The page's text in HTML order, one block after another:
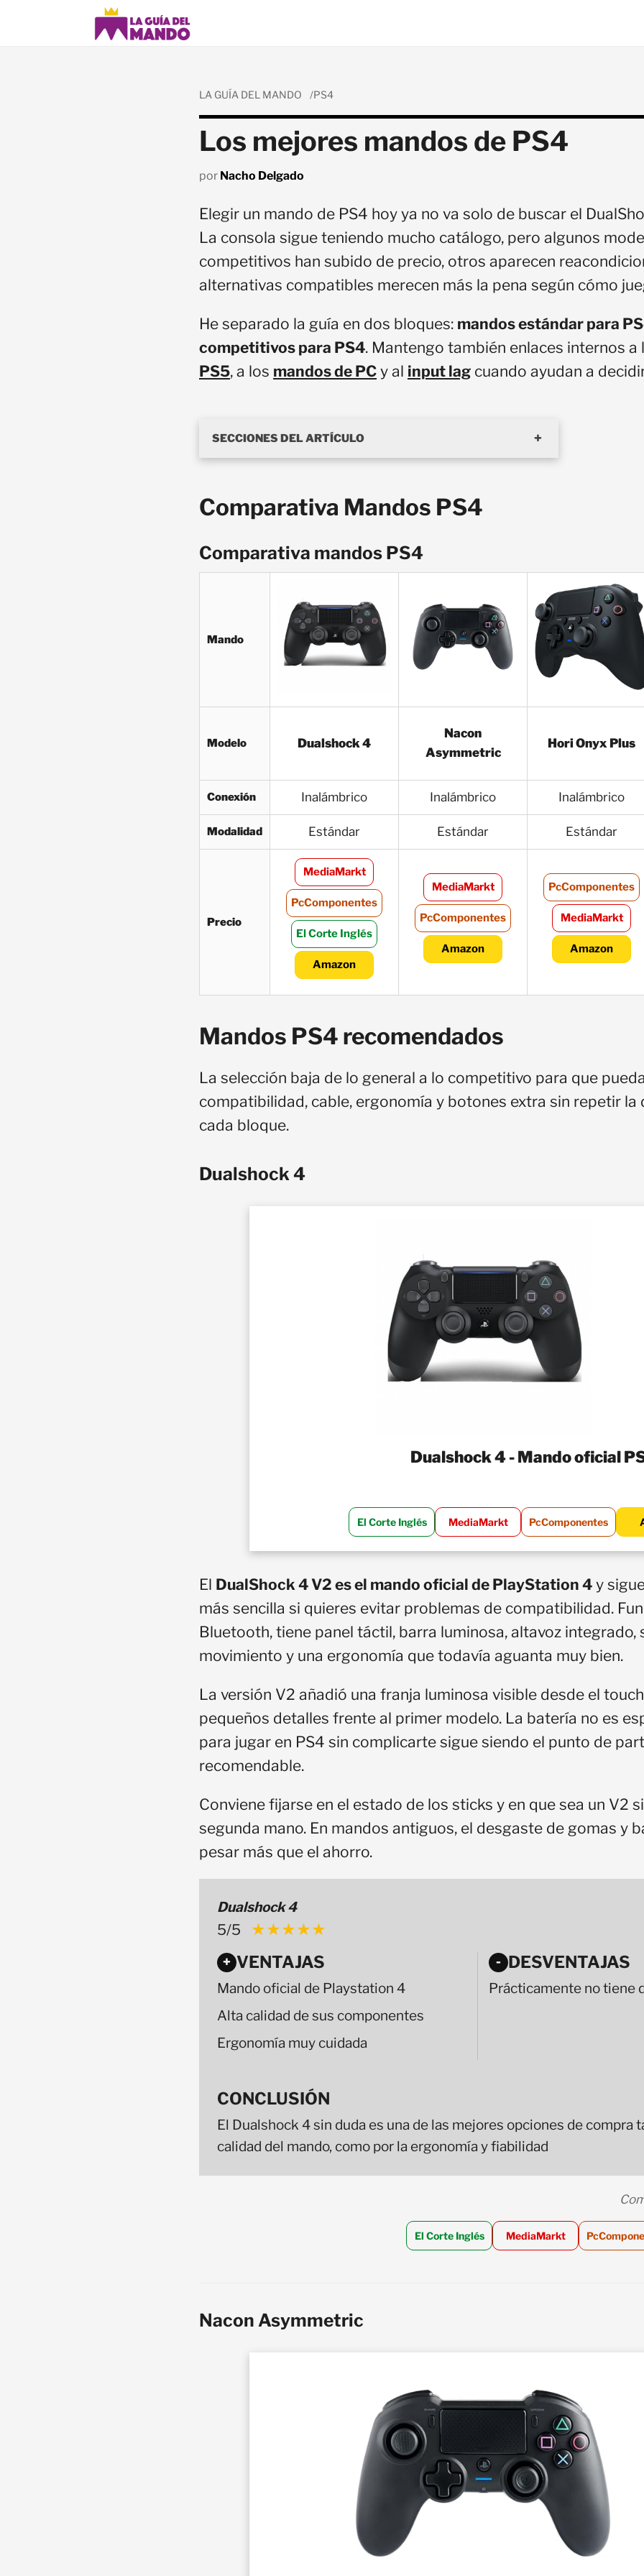
LA GUÍA DEL MANDO PS4
Los mejores mandos de PS4
por Nacho Delgado
Elegir un mando de PS4 hoy ya no va solo de buscar el
La consola sigue teniendo mucho catálogo, pero algunos
competitivos han subido de precio, otros aparecen
alternativas compatibles merecen más la pena según cómo
He separado la guía en dos bloques: mandos estándar para
competitivos para PS4. Mantengo también enlaces internos a
PS5, a los mandos de PC y al input lag cuando ayudan a
SECCIONES DEL ARTÍCULO
Comparativa Mandos PS4
Comparativa mandos PS4
Mando
Modelo Dualshock 4
Nacon
Asymmetric
Hori Onyx Plus
Conexión Inalámbrico Inalámbrico Inalámbrico
Modalidad Estándar Estándar Estándar
Precio
MediaMarkt
PcComponentes
El Corte Inglés
Amazon
MediaMarkt
PcComponentes
Amazon
PcComponentes
MediaMarkt
Amazon
Mandos PS4 recomendados
La selección baja de lo general a lo competitivo para que
compatibilidad, cable, ergonomía y botones extra sin repetir la
cada bloque.
Dualshock 4
Dualshock 4 - Mando oficial
El Corte Inglés MediaMarkt PcComponentes
El DualShock 4 V2 es el mando oficial de PlayStation 4 y
más sencilla si quieres evitar problemas de compatibilidad.
Bluetooth, tiene panel táctil, barra luminosa, altavoz integrado,
movimiento y una ergonomía que todavía aguanta muy bien.
La versión V2 añadió una franja luminosa visible desde el
pequeños detalles frente al primer modelo. La batería no es
para jugar en PS4 sin complicarte sigue siendo el punto de
recomendable.
Conviene fijarse en el estado de los sticks y en que sea un V2
segunda mano. En mandos antiguos, el desgaste de gomas y
pesar más que el ahorro.
Dualshock 4
5/5 ★★★★★
★★★★★
+ VENTAJAS
Mando oficial de Playstation 4
Alta calidad de sus componentes
Ergonomía muy cuidada
- DESVENTAJAS
Prácticamente no tiene
CONCLUSIÓN
El Dualshock 4 sin duda es una de las mejores opciones de compra
calidad del mando, como por la ergonomía y fiabilidad
El Corte Inglés MediaMarkt
Nacon Asymmetric